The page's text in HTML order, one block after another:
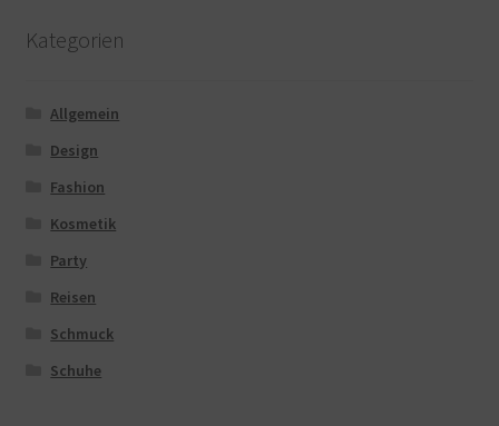
Kategorien
Allgemein
Design
Fashion
Kosmetik
Party
Reisen
Schmuck
Schuhe